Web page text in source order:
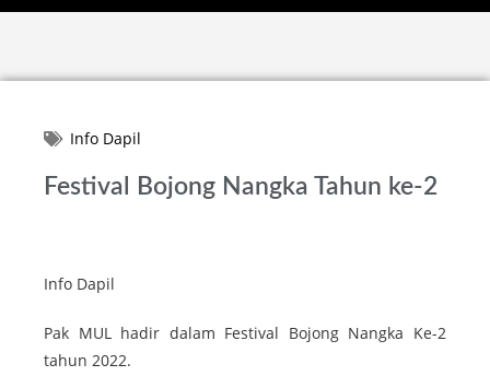
Info Dapil
Festival Bojong Nangka Tahun ke-2
Info Dapil
Pak MUL hadir dalam Festival Bojong Nangka Ke-2
tahun 2022.